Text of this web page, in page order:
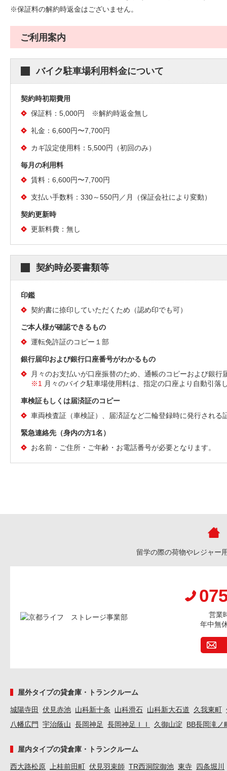
※保証料の解約時返金はございません。
ご利用案内
バイク駐車場利用料金について
契約時初期費用
保証料：5,000円 ※解約時返金無し
礼金：6,600円〜7,700円
カギ設定使用料：5,500円（初回のみ）
毎月の利用料
賃料：6,600円〜7,700円
支払い手数料：330～550円／月（保証会社により変動）
契約更新時
更新料費：無し
契約時必要書類等
印鑑
契約書に捺印していただくため（認め印でも可）
ご本人様が確認できるもの
運転免許証のコピー１部
銀行届印および銀行口座番号がわかるもの
月々のお支払いが口座振替のため、通帳のコピーおよび銀行
※1
月々のバイク駐車場使用料は、指定の口座より自動引落
車検証もしくは届済証のコピー
車両検査証（車検証）、届済証など二輪登録時に発行される
緊急連絡先（身内の方1名）
お名前・ご住所・ご年齢・お電話番号が必要となります。
留学の際の荷物やレジャー
営業
年中無
屋外タイプの貸倉庫・トランクルーム
城陽寺田 伏見赤池 山科新十条 山科滑石 山科新大石道 久我東町
八幡広門
宇治蔭山 長岡神足 長岡神足ＩＩ 久御山淀 BB長岡滝ノ
屋内タイプの貸倉庫・トランクルーム
西大路松原 上桂前田町 伏見羽束師 TR西洞院御池 東寺 四条堀川